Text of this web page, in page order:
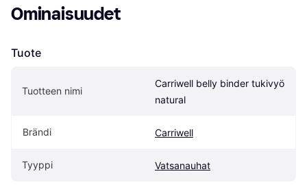
Ominaisuudet
Tuote
Tuotteen nimi
Carriwell belly binder tukivyö
natural
Brändi Carriwell
Tyyppi Vatsanauhat